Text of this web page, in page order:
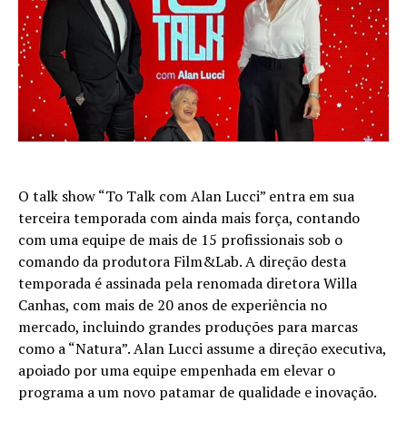
O talk show “To Talk com Alan Lucci” entra em sua
terceira temporada com ainda mais força, contando
com uma equipe de mais de 15 profissionais sob o
comando da produtora Film&Lab. A direção desta
temporada é assinada pela renomada diretora Willa
Canhas, com mais de 20 anos de experiência no
mercado, incluindo grandes produções para marcas
como a “Natura”. Alan Lucci assume a direção executiva,
apoiado por uma equipe empenhada em elevar o
programa a um novo patamar de qualidade e inovação.